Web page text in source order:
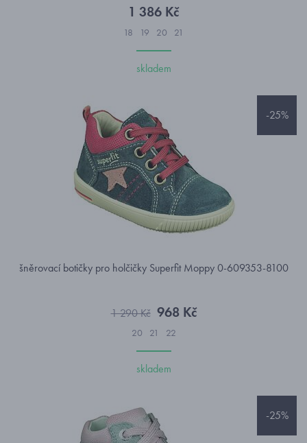
1 386 Kč
18 19 20 21
skladem
-25%
šněrovací botičky pro holčičky Superfit Moppy 0-609353-8100
1 290 Kč 968 Kč
20 21 22
skladem
-25%